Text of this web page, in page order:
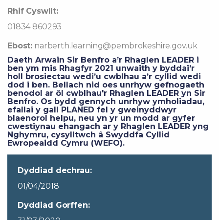
Rhif Cyswllt:
01834 860293
Ebost: narberth.learning@pembrokeshire.gov.uk
Daeth Arwain Sir Benfro a’r Rhaglen LEADER i
ben ym mis Rhagfyr 2021 unwaith y byddai’r
holl brosiectau wedi’u cwblhau a’r cyllid wedi
dod i ben. Bellach nid oes unrhyw gefnogaeth
benodol ar ôl cwblhau'r Rhaglen LEADER yn Sir
Benfro. Os bydd gennych unrhyw ymholiadau,
efallai y gall PLANED fel y gweinyddwyr
blaenorol helpu, neu yn yr un modd ar gyfer
cwestiynau ehangach ar y Rhaglen LEADER yng
Nghymru, cysylltwch â Swyddfa Cyllid
Ewropeaidd Cymru (WEFO).
Dyddiad dechrau:
01/04/2018
Dyddiad Gorffen: